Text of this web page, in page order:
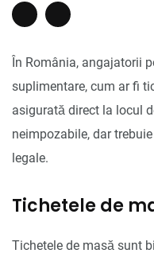
În România, angajatorii
suplimentare, cum ar fi
asigurată direct la locul
neimpozabile, dar
legale.
Tichetele de
Tichetele de masă sunt